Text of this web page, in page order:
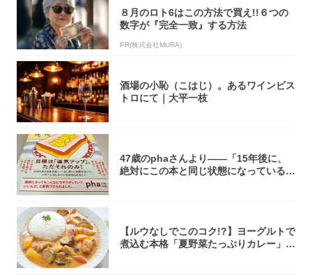
８月のロト6はこの方法で買え!!６つの
数字が『完全一致』する方法
PR(株式会社MURA)
酒場の小恥（こはじ）。あるワインビス
トロにて｜大平一枝
47歳のphaさんより――「15年後に、
絶対にこの本と同じ状態になっている自
【ルウなしでこのコク!?】ヨーグルトで
煮込む本格「夏野菜たっぷりカレー」作